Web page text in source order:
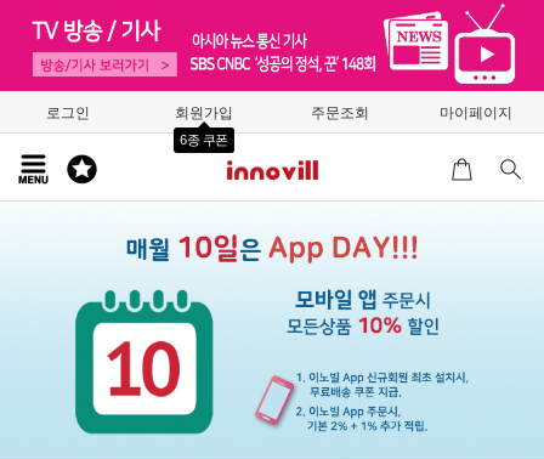
로그인 회원가입
6종 쿠폰
주문조회 마이페이지